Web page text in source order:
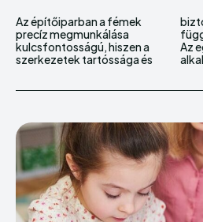
Az építőiparban a fémek
precíz megmunkálása
kulcsfontosságú, hiszen a
szerkezetek tartóssága és
biztonsága nagymértékben
függ a pontos formázástól.
Az egyik leggyakrabban